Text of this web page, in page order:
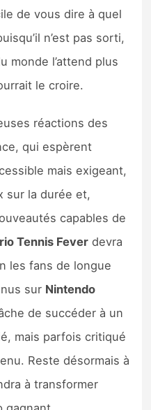
de vous dire à quel
n’est pas sorti,
monde l’attend plus
le croire.
réactions des
qui espèrent
mais exigeant,
sur la durée et,
capables de
Tennis Fever devra
les fans de longue
sur Nintendo
de succéder à un
mais parfois critiqué
Reste désormais à
à transformer